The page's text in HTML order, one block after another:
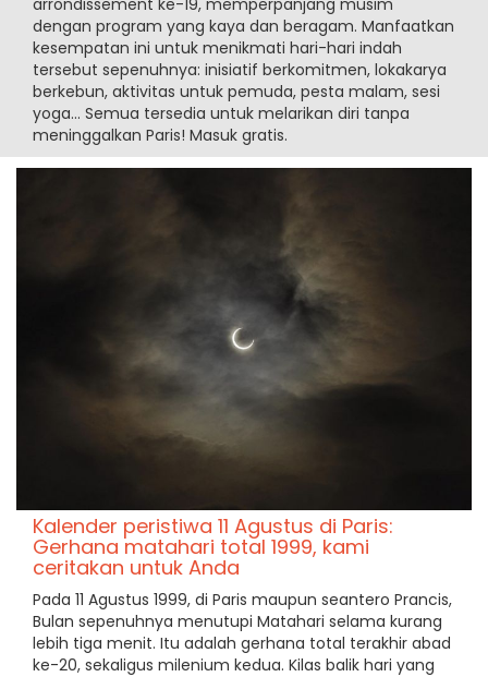
arrondissement ke-19, memperpanjang musim
dengan program yang kaya dan beragam. Manfaatkan
kesempatan ini untuk menikmati hari-hari indah
tersebut sepenuhnya: inisiatif berkomitmen, lokakarya
berkebun, aktivitas untuk pemuda, pesta malam, sesi
yoga... Semua tersedia untuk melarikan diri tanpa
meninggalkan Paris! Masuk gratis.
Kalender peristiwa 11 Agustus di Paris:
Gerhana matahari total 1999, kami
ceritakan untuk Anda
Pada 11 Agustus 1999, di Paris maupun seantero Prancis,
Bulan sepenuhnya menutupi Matahari selama kurang
lebih tiga menit. Itu adalah gerhana total terakhir abad
ke-20, sekaligus milenium kedua. Kilas balik hari yang